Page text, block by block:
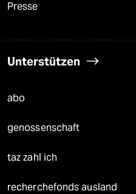
Presse
Unterstützen
abo
genossenschaft
taz zahl ich
recherchefonds ausland